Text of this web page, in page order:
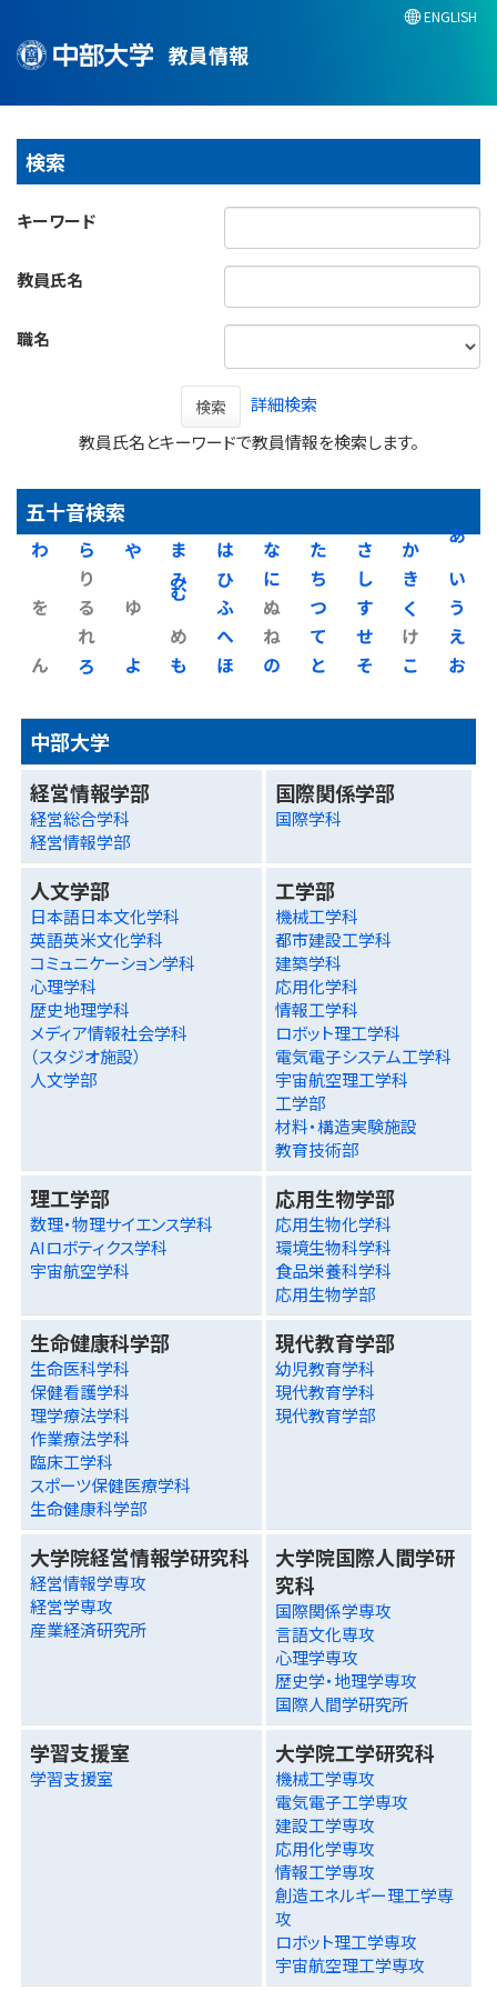
教員情報
ENGLISH
検索
キーワード
教員氏名
職名
検索
詳細検索
教員氏名とキーワードで教員情報を検索します。
五十音検索
あ
い
う
え
お
か
き
く
け
こ
さ
し
す
せ
そ
た
ち
つ
て
と
な
に
ぬ
ね
の
は
ひ
ふ
へ
ほ
ま
み
む
め
も
や
ゆ
よ
ら
り
る
れ
ろ
わ
を
ん
中部大学
経営情報学部
経営総合学科
経営情報学部
国際関係学部
国際学科
人文学部
日本語日本文化学科
英語英米文化学科
コミュニケーション学科
心理学科
歴史地理学科
メディア情報社会学科
（スタジオ施設）
人文学部
工学部
機械工学科
都市建設工学科
建築学科
応用化学科
情報工学科
ロボット理工学科
電気電子システム工学科
宇宙航空理工学科
工学部
材料・構造実験施設
教育技術部
理工学部
数理・物理サイエンス学科
AIロボティクス学科
宇宙航空学科
応用生物学部
応用生物化学科
環境生物科学科
食品栄養科学科
応用生物学部
生命健康科学部
生命医科学科
保健看護学科
理学療法学科
作業療法学科
臨床工学科
スポーツ保健医療学科
生命健康科学部
現代教育学部
幼児教育学科
現代教育学科
現代教育学部
大学院経営情報学研究科
経営情報学専攻
経営学専攻
産業経済研究所
大学院国際人間学研
究科
国際関係学専攻
言語文化専攻
心理学専攻
歴史学・地理学専攻
国際人間学研究所
学習支援室
学習支援室
大学院工学研究科
機械工学専攻
電気電子工学専攻
建設工学専攻
応用化学専攻
情報工学専攻
創造エネルギー理工学専
攻
ロボット理工学専攻
宇宙航空理工学専攻